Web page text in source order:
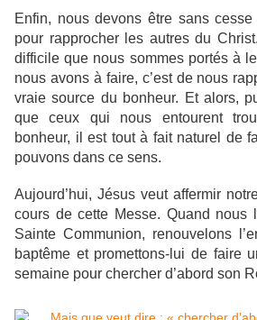
Enfin, nous devons être sans cesse
pour rapprocher les autres du
difficile que nous sommes portés à
nous avons à faire, c’est de nous
vraie source du bonheur. Et alors,
que ceux qui nous entourent
bonheur, il est tout à fait naturel de
pouvons dans ce sens.
Aujourd’hui, Jésus veut affermir
cours de cette Messe. Quand nous
Sainte Communion, renouvelons
baptême et promettons-lui de faire
semaine pour chercher d’abord son